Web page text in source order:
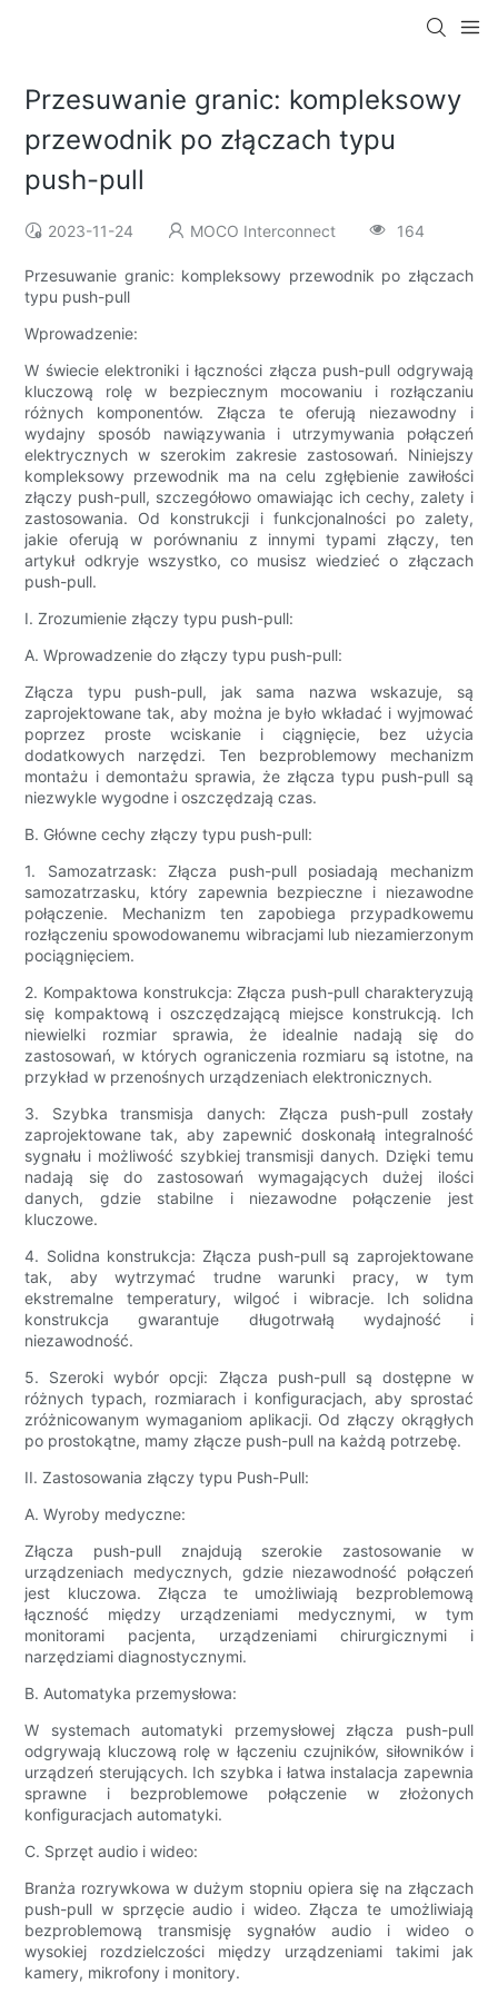
Przesuwanie granic: kompleksowy
przewodnik po złączach typu
push-pull
2023-11-24 MOCO Interconnect 164
Przesuwanie granic: kompleksowy przewodnik po złączach
typu push-pull
Wprowadzenie:
W świecie elektroniki i łączności złącza push-pull odgrywają
kluczową rolę w bezpiecznym mocowaniu i rozłączaniu
różnych komponentów. Złącza te oferują niezawodny i
wydajny sposób nawiązywania i utrzymywania połączeń
elektrycznych w szerokim zakresie zastosowań. Niniejszy
kompleksowy przewodnik ma na celu zgłębienie zawiłości
złączy push-pull, szczegółowo omawiając ich cechy, zalety i
zastosowania. Od konstrukcji i funkcjonalności po zalety,
jakie oferują w porównaniu z innymi typami złączy, ten
artykuł odkryje wszystko, co musisz wiedzieć o złączach
push-pull.
I. Zrozumienie złączy typu push-pull:
A. Wprowadzenie do złączy typu push-pull:
Złącza typu push-pull, jak sama nazwa wskazuje, są
zaprojektowane tak, aby można je było wkładać i wyjmować
poprzez proste wciskanie i ciągnięcie, bez użycia
dodatkowych narzędzi. Ten bezproblemowy mechanizm
montażu i demontażu sprawia, że ​​złącza typu push-pull są
niezwykle wygodne i oszczędzają czas.
B. Główne cechy złączy typu push-pull:
1. Samozatrzask: Złącza push-pull posiadają mechanizm
samozatrzasku, który zapewnia bezpieczne i niezawodne
połączenie. Mechanizm ten zapobiega przypadkowemu
rozłączeniu spowodowanemu wibracjami lub niezamierzonym
pociągnięciem.
2. Kompaktowa konstrukcja: Złącza push-pull charakteryzują
się kompaktową i oszczędzającą miejsce konstrukcją. Ich
niewielki rozmiar sprawia, że ​​idealnie nadają się do
zastosowań, w których ograniczenia rozmiaru są istotne, na
przykład w przenośnych urządzeniach elektronicznych.
3. Szybka transmisja danych: Złącza push-pull zostały
zaprojektowane tak, aby zapewnić doskonałą integralność
sygnału i możliwość szybkiej transmisji danych. Dzięki temu
nadają się do zastosowań wymagających dużej ilości
danych, gdzie stabilne i niezawodne połączenie jest
kluczowe.
4. Solidna konstrukcja: Złącza push-pull są zaprojektowane
tak, aby wytrzymać trudne warunki pracy, w tym
ekstremalne temperatury, wilgoć i wibracje. Ich solidna
konstrukcja gwarantuje długotrwałą wydajność i
niezawodność.
5. Szeroki wybór opcji: Złącza push-pull są dostępne w
różnych typach, rozmiarach i konfiguracjach, aby sprostać
zróżnicowanym wymaganiom aplikacji. Od złączy okrągłych
po prostokątne, mamy złącze push-pull na każdą potrzebę.
II. Zastosowania złączy typu Push-Pull:
A. Wyroby medyczne:
Złącza push-pull znajdują szerokie zastosowanie w
urządzeniach medycznych, gdzie niezawodność połączeń
jest kluczowa. Złącza te umożliwiają bezproblemową
łączność między urządzeniami medycznymi, w tym
monitorami pacjenta, urządzeniami chirurgicznymi i
narzędziami diagnostycznymi.
B. Automatyka przemysłowa:
W systemach automatyki przemysłowej złącza push-pull
odgrywają kluczową rolę w łączeniu czujników, siłowników i
urządzeń sterujących. Ich szybka i łatwa instalacja zapewnia
sprawne i bezproblemowe połączenie w złożonych
konfiguracjach automatyki.
C. Sprzęt audio i wideo:
Branża rozrywkowa w dużym stopniu opiera się na złączach
push-pull w sprzęcie audio i wideo. Złącza te umożliwiają
bezproblemową transmisję sygnałów audio i wideo o
wysokiej rozdzielczości między urządzeniami takimi jak
kamery, mikrofony i monitory.